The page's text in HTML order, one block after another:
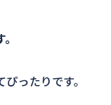
ったりです。